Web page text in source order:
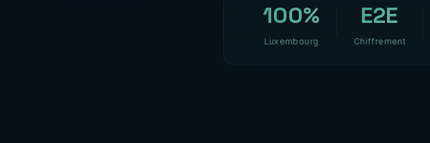
100%
Luxembourg
E2E
Chiffrement